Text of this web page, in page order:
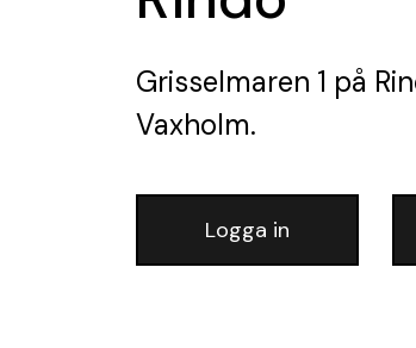
Grisselmaren 1 på
Vaxholm.
Logga in